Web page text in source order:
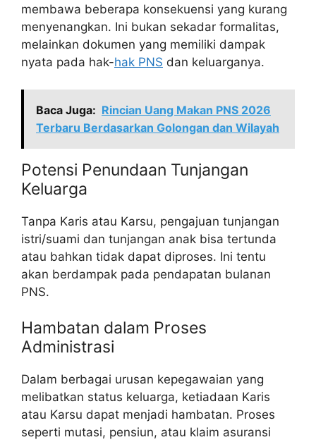
membawa beberapa konsekuensi yang kurang
menyenangkan. Ini bukan sekadar formalitas,
melainkan dokumen yang memiliki dampak
nyata pada hak-hak PNS dan keluarganya.
Baca Juga: Rincian Uang Makan PNS 2026
Terbaru Berdasarkan Golongan dan Wilayah
Potensi Penundaan Tunjangan
Keluarga
Tanpa Karis atau Karsu, pengajuan tunjangan
istri/suami dan tunjangan anak bisa tertunda
atau bahkan tidak dapat diproses. Ini tentu
akan berdampak pada pendapatan bulanan
PNS.
Hambatan dalam Proses
Administrasi
Dalam berbagai urusan kepegawaian yang
melibatkan status keluarga, ketiadaan Karis
atau Karsu dapat menjadi hambatan. Proses
seperti mutasi, pensiun, atau klaim asuransi